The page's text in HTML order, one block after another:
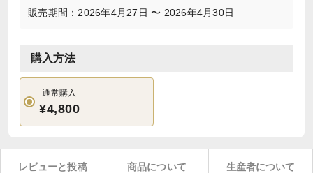
販売期間：2026年4月27日 〜 2026年4月30日
購入方法
通常購入
¥4,800
レビューと投稿 商品について 生産者について